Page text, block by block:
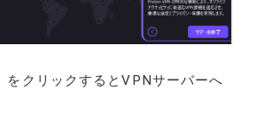
クリックするとVPNサーバーへ